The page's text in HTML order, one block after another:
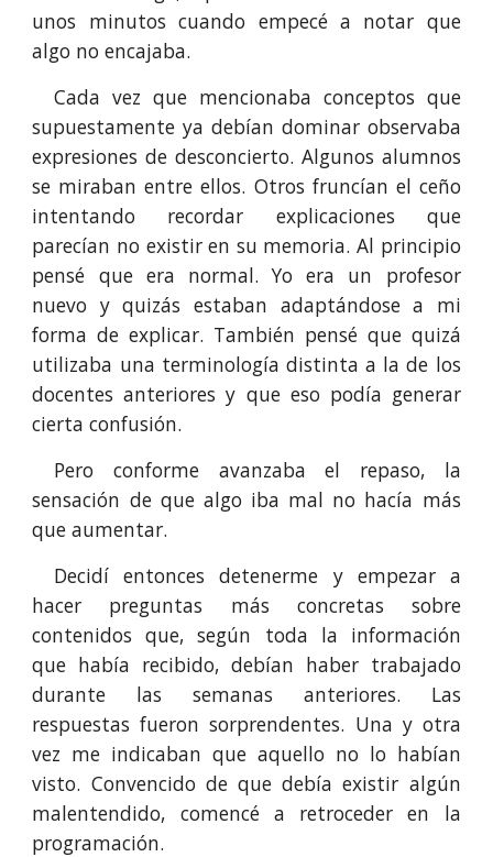
unos minutos cuando empecé a notar que
algo no encajaba.
Cada vez que mencionaba conceptos que
supuestamente ya debían dominar observaba
expresiones de desconcierto. Algunos alumnos
se miraban entre ellos. Otros fruncían el ceño
intentando recordar explicaciones que
parecían no existir en su memoria. Al principio
pensé que era normal. Yo era un profesor
nuevo y quizás estaban adaptándose a mi
forma de explicar. También pensé que quizá
utilizaba una terminología distinta a la de los
docentes anteriores y que eso podía generar
cierta confusión.
Pero conforme avanzaba el repaso, la
sensación de que algo iba mal no hacía más
que aumentar.
Decidí entonces detenerme y empezar a
hacer preguntas más concretas sobre
contenidos que, según toda la información
que había recibido, debían haber trabajado
durante las semanas anteriores. Las
respuestas fueron sorprendentes. Una y otra
vez me indicaban que aquello no lo habían
visto. Convencido de que debía existir algún
malentendido, comencé a retroceder en la
programación.